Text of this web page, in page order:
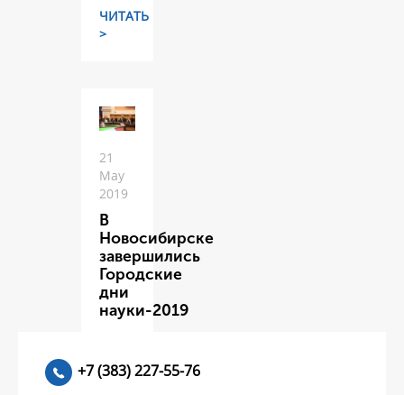
ЧИТАТЬ
>
21
May
2019
В
Новосибирске
завершились
Городские
дни
науки-2019
+7 (383) 227-55-76